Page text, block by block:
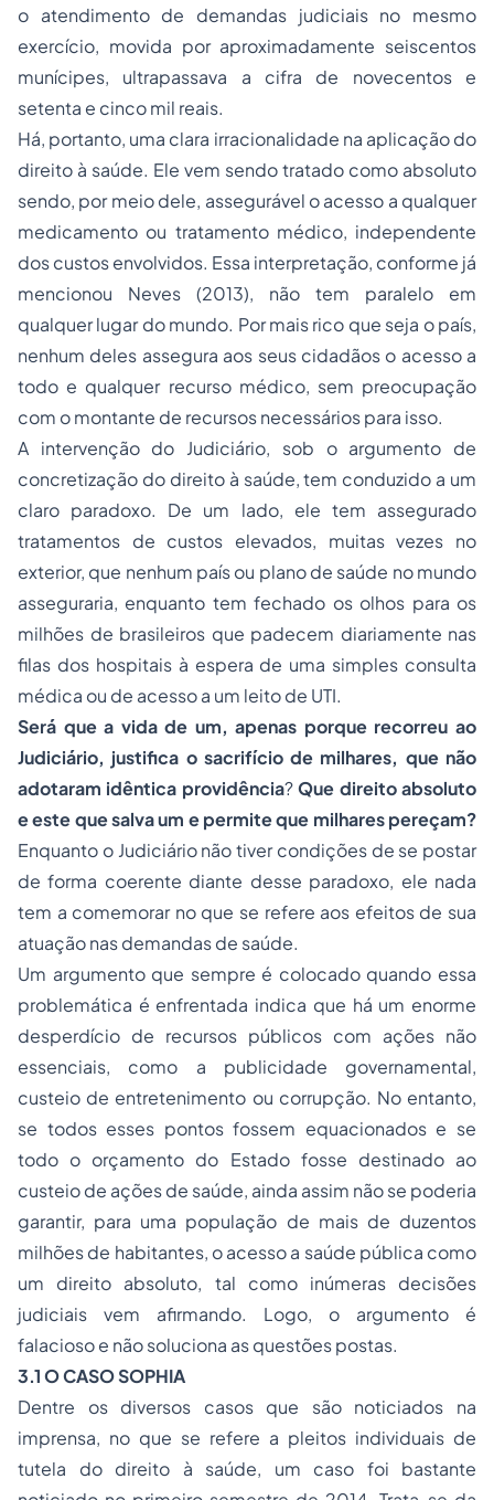
o atendimento de demandas judiciais no mesmo
exercício, movida por aproximadamente seiscentos
munícipes, ultrapassava a cifra de novecentos e
setenta e cinco mil reais.
Há, portanto, uma clara irracionalidade na aplicação do
direito à saúde. Ele vem sendo tratado como absoluto
sendo, por meio dele, assegurável o acesso a qualquer
medicamento ou tratamento médico, independente
dos custos envolvidos. Essa interpretação, conforme já
mencionou Neves (2013), não tem paralelo em
qualquer lugar do mundo. Por mais rico que seja o país,
nenhum deles assegura aos seus cidadãos o acesso a
todo e qualquer recurso médico, sem preocupação
com o montante de recursos necessários para isso.
A intervenção do Judiciário, sob o argumento de
concretização do direito à saúde, tem conduzido a um
claro paradoxo. De um lado, ele tem assegurado
tratamentos de custos elevados, muitas vezes no
exterior, que nenhum país ou plano de saúde no mundo
asseguraria, enquanto tem fechado os olhos para os
milhões de brasileiros que padecem diariamente nas
filas dos hospitais à espera de uma simples consulta
médica ou de acesso a um leito de UTI.
Será que a vida de um, apenas porque recorreu ao
Judiciário, justifica o sacrifício de milhares, que não
adotaram idêntica providência?Que direito absoluto
e este que salva um e permite que milhares pereçam?
Enquanto o Judiciário não tiver condições de se postar
de forma coerente diante desse paradoxo, ele nada
tem a comemorar no que se refere aos efeitos de sua
atuação nas demandas de saúde.
Um argumento que sempre é colocado quando essa
problemática é enfrentada indica que há um enorme
desperdício de recursos públicos com ações não
essenciais, como a publicidade governamental,
custeio de entretenimento ou corrupção. No entanto,
se todos esses pontos fossem equacionados e se
todo o orçamento do Estado fosse destinado ao
custeio de ações de saúde, ainda assim não se poderia
garantir, para uma população de mais de duzentos
milhões de habitantes, o acesso a saúde pública como
um direito absoluto, tal como inúmeras decisões
judiciais vem afirmando. Logo, o argumento é
falacioso e não soluciona as questões postas.
3.1 O CASO SOPHIA
Dentre os diversos casos que são noticiados na
imprensa, no que se refere a pleitos individuais de
tutela do direito à saúde, um caso foi bastante